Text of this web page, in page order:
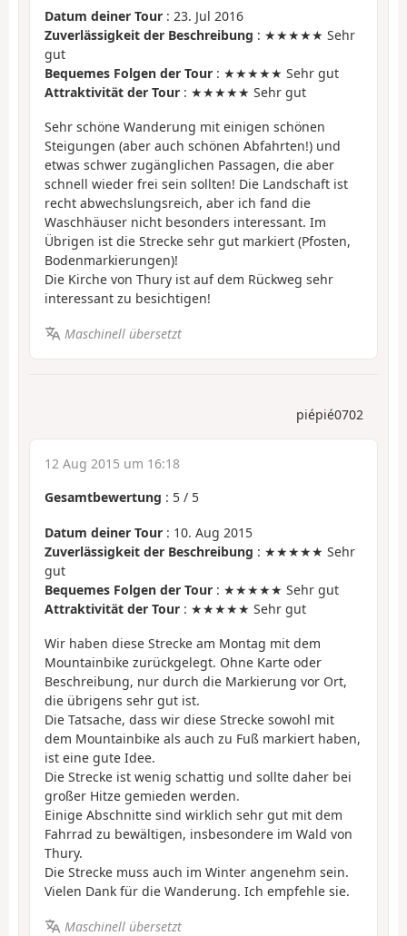
Datum deiner Tour : 23. Jul 2016
Zuverlässigkeit der Beschreibung : ★★★★★ Sehr
gut
Bequemes Folgen der Tour : ★★★★★ Sehr gut
Attraktivität der Tour : ★★★★★ Sehr gut
Sehr schöne Wanderung mit einigen schönen
Steigungen (aber auch schönen Abfahrten!) und
etwas schwer zugänglichen Passagen, die aber
schnell wieder frei sein sollten! Die Landschaft ist
recht abwechslungsreich, aber ich fand die
Waschhäuser nicht besonders interessant. Im
Übrigen ist die Strecke sehr gut markiert (Pfosten,
Bodenmarkierungen)!
Die Kirche von Thury ist auf dem Rückweg sehr
interessant zu besichtigen!
Maschinell übersetzt
piépié0702
12 Aug 2015 um 16:18
Gesamtbewertung : 5 / 5
Datum deiner Tour : 10. Aug 2015
Zuverlässigkeit der Beschreibung : ★★★★★ Sehr
gut
Bequemes Folgen der Tour : ★★★★★ Sehr gut
Attraktivität der Tour : ★★★★★ Sehr gut
Wir haben diese Strecke am Montag mit dem
Mountainbike zurückgelegt. Ohne Karte oder
Beschreibung, nur durch die Markierung vor Ort,
die übrigens sehr gut ist.
Die Tatsache, dass wir diese Strecke sowohl mit
dem Mountainbike als auch zu Fuß markiert haben,
ist eine gute Idee.
Die Strecke ist wenig schattig und sollte daher bei
großer Hitze gemieden werden.
Einige Abschnitte sind wirklich sehr gut mit dem
Fahrrad zu bewältigen, insbesondere im Wald von
Thury.
Die Strecke muss auch im Winter angenehm sein.
Vielen Dank für die Wanderung. Ich empfehle sie.
Maschinell übersetzt